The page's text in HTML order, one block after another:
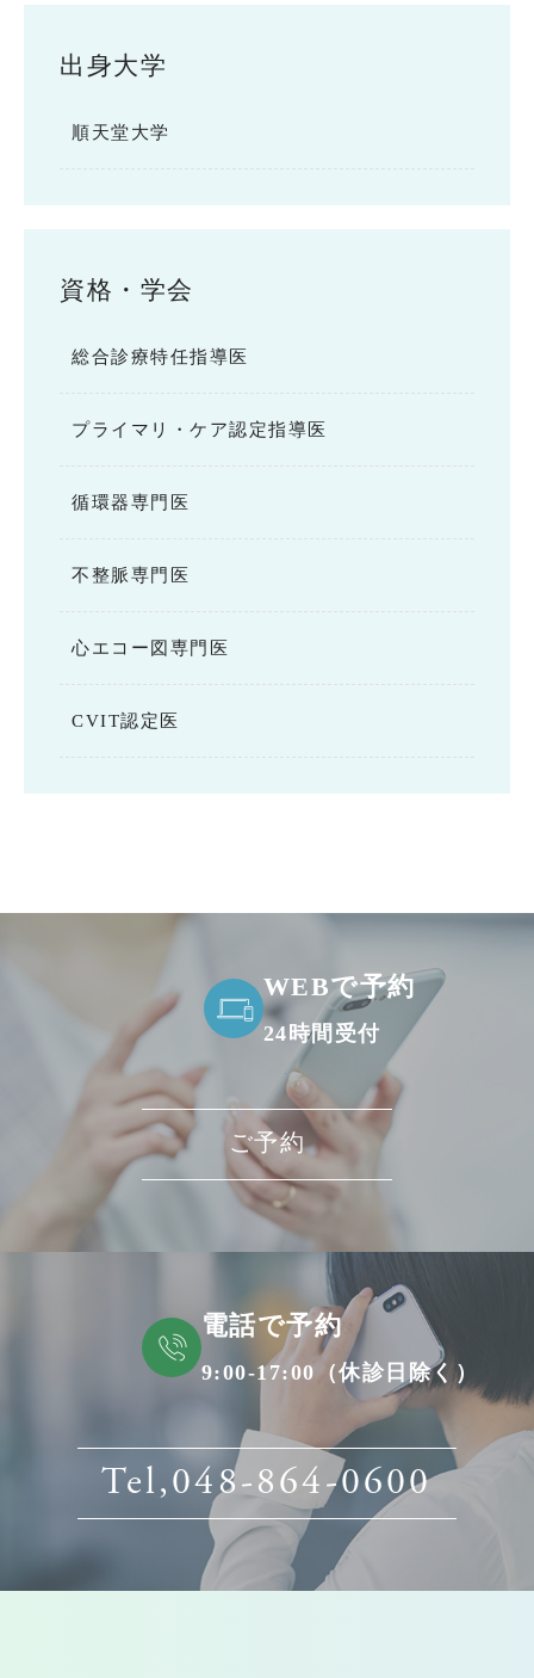
出身大学
順天堂大学
資格・学会
総合診療特任指導医
プライマリ・ケア認定指導医
循環器専門医
不整脈専門医
心エコー図専門医
CVIT認定医
WEBで予約
24時間受付
ご予約
電話で予約
9:00-17:00（休診日除く）
Tel,048-864-0600